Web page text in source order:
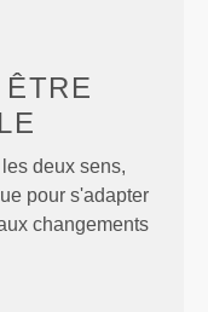
ÊTRE
deux sens,
pour s'adapter
changements